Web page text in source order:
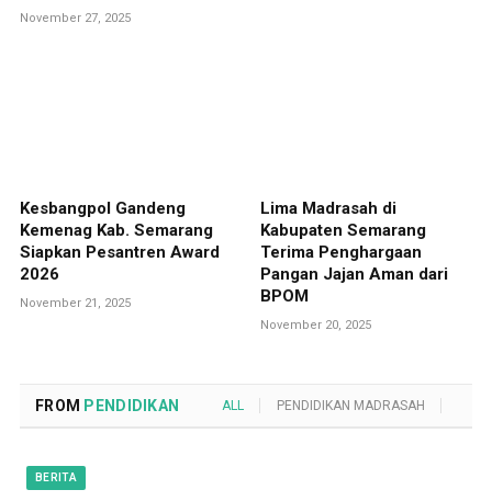
November 27, 2025
Kesbangpol Gandeng
Kemenag Kab. Semarang
Siapkan Pesantren Award
2026
November 21, 2025
Lima Madrasah di
Kabupaten Semarang
Terima Penghargaan
Pangan Jajan Aman dari
BPOM
November 20, 2025
FROM PENDIDIKAN ALL PENDIDIKAN MADRASAH
BERITA